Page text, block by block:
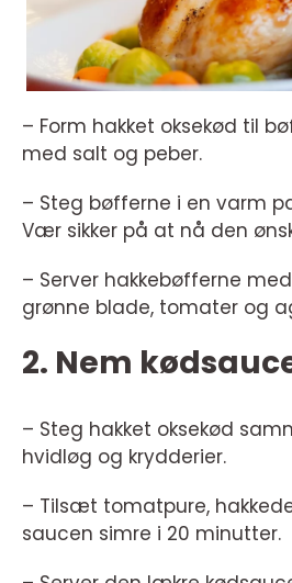
– Form hakket oksekød til
med salt og peber.
– Steg bøfferne i en varm
Vær sikker på at nå den
– Server hakkebøfferne
grønne blade, tomater og
2. Nem
– Steg hakket oksekød
hvidløg og krydderier.
– Tilsæt tomatpure,
saucen simre i 20 minutter.